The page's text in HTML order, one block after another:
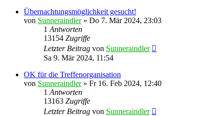
Übernachtungsmöglichkeit gesucht!
von Sunneraindler» Do 7. Mär 2024, 23:03
1 Antworten
13154 Zugriffe
Letzter Beitrag von Sunneraindler
Sa 9. Mär 2024, 11:54
OK für die Treffenorganisation
von Sunneraindler» Fr 16. Feb 2024, 12:40
1 Antworten
13163 Zugriffe
Letzter Beitrag von Sunneraindler